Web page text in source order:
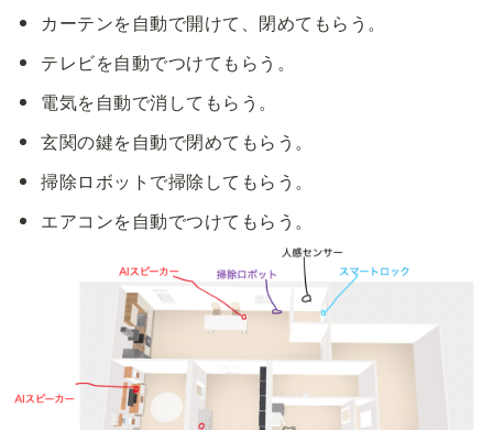
カーテンを自動で開けて、閉めてもらう。
テレビを自動でつけてもらう。
電気を自動で消してもらう。
玄関の鍵を自動で閉めてもらう。
掃除ロボットで掃除してもらう。
エアコンを自動でつけてもらう。